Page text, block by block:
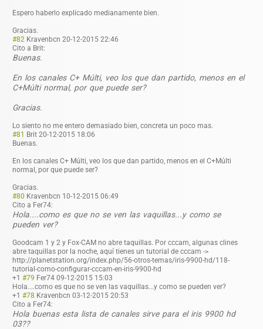
Espero haberlo explicado medianamente bien.
Gracias.
#82 Kravenbcn 20-12-2015 22:46
Cito a Brit:
Buenas.
En los canales C+ Múlti, veo los que dan partido, menos en el
C+Múlti normal, por que puede ser?
Gracias.
Lo siento no me entero demasiado bien, concreta un poco mas.
#81 Brit 20-12-2015 18:06
Buenas.
En los canales C+ Múlti, veo los que dan partido, menos en el C+Múlti
normal, por que puede ser?
Gracias.
#80 Kravenbcn 10-12-2015 06:49
Cito a Fer74:
Hola....como es que no se ven las vaquillas...y como se
pueden ver?
Goodcam 1 y 2 y Fox-CAM no abre taquillas. Por cccam, algunas clines
abre taquillas por la noche, aquí tienes un tutorial de cccam ->
http://planetstation.org/index.php/56-otros-temas/iris-9900-hd/118-
tutorial-como-configurar-cccam-en-iris-9900-hd
+1 #79 Fer74 09-12-2015 15:03
Hola....como es que no se ven las vaquillas...y como se pueden ver?
+1 #78 Kravenbcn 03-12-2015 20:53
Cito a Fer74:
Hola buenas esta lista de canales sirve para el iris 9900 hd
03??